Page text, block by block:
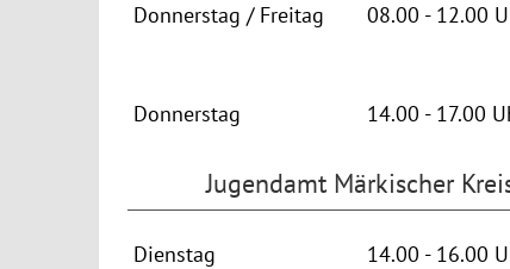
Donnerstag / Freitag 08.00 - 12.00
Donnerstag 14.00 - 17.00
Jugendamt Märkischer
Dienstag 14.00 - 16.00